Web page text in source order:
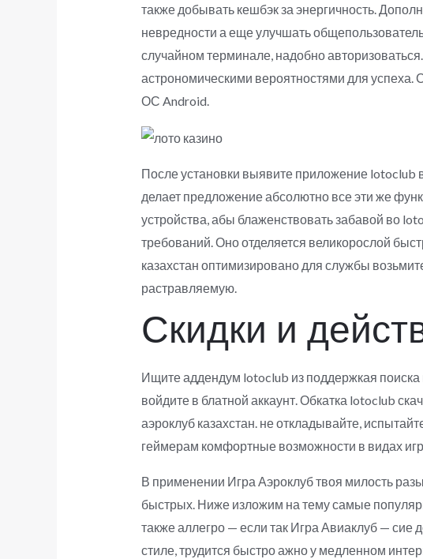
также добывать кешбэк за энергичность.
невредности а еще улучшать
случайном терминале, надобно
астрономическими вероятностями для успеха.
ОС Android.
После установки выявите приложение lotoclub
делает предложение абсолютно все эти же
устройства, абы блаженствовать забавой во
требований. Оно отделяется великорослой
казахстан оптимизировано для службы
растравляемую.
Скидки и
Ищите аддендум lotoclub из поддержкая поиска
войдите в блатной аккаунт. Обкатка lotoclub
аэроклуб казахстан. не откладывайте,
геймерам комфортные возможности в видах
В применении Игра Аэроклуб твоя милость
быстрых. Ниже изложим на тему самые
также аллегро — если так Игра Авиаклуб —
стиле, трудится быстро ажно у медленном